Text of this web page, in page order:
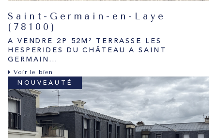
Saint-Germain-en-Laye
(78100)
A VENDRE 2P 52M² TERRASSE LES
HESPERIDES DU CHÂTEAU A SAINT
GERMAIN...
Voir le bien
NOUVEAUTÉ